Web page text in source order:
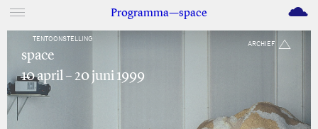
Programma—space M
TENTOONSTELLING
ARCHIEF
space
10 april – 20 juni 1999